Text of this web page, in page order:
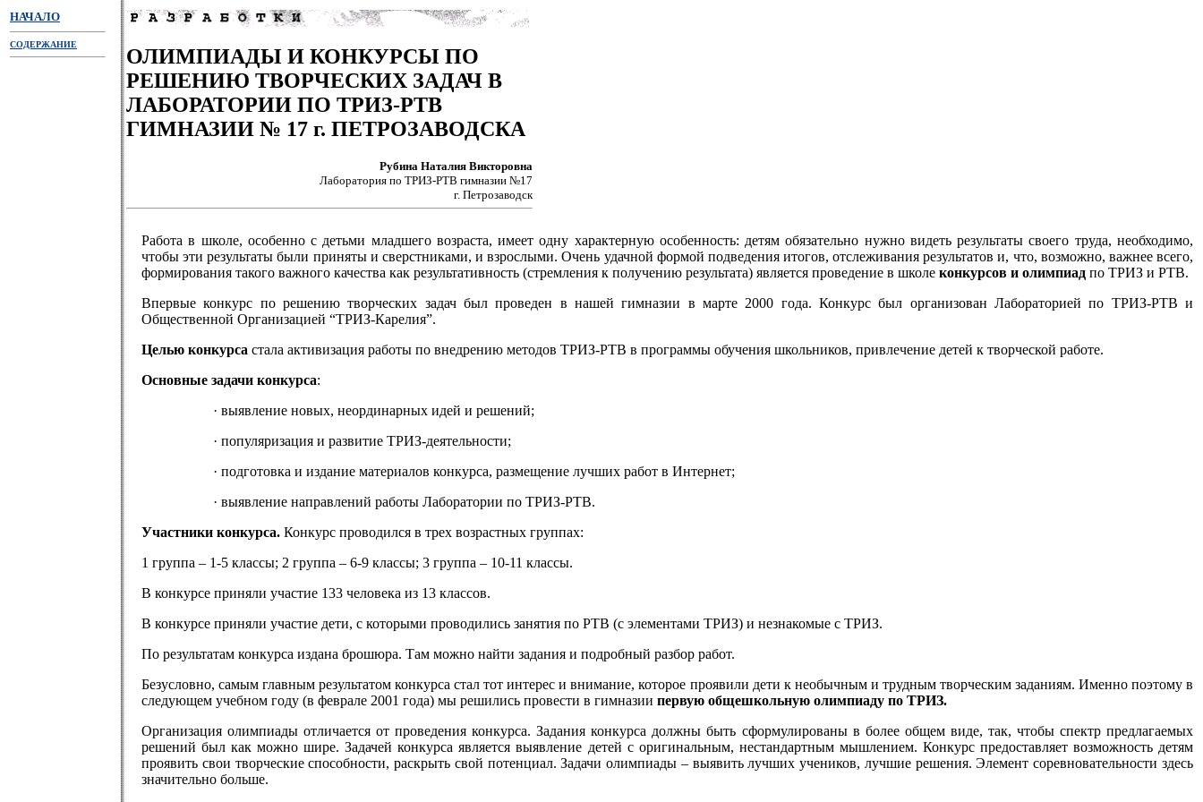
НАЧАЛО
СОДЕРЖАНИЕ
ОЛИМПИАДЫ И КОНКУРСЫ ПО
РЕШЕНИЮ ТВОРЧЕСКИХ ЗАДАЧ В
ЛАБОРАТОРИИ ПО ТРИЗ-РТВ
ГИМНАЗИИ № 17 г. ПЕТРОЗАВОДСКА
Рубина Наталия Викторовна
Лаборатория по ТРИЗ-РТВ гимназии №17
г. Петрозаводск
Работа в школе, особенно с детьми младшего возраста, имеет одну характерную особенность: детям обязательно нужно видеть результаты своего труда, необходимо,
чтобы эти результаты были приняты и сверстниками, и взрослыми. Очень удачной формой подведения итогов, отслеживания результатов и, что, возможно, важнее всего,
формирования такого важного качества как результативность (стремления к получению результата) является проведение в школе конкурсов и олимпиад по ТРИЗ и РТВ.
Впервые конкурс по решению творческих задач был проведен в нашей гимназии в марте 2000 года. Конкурс был организован Лабораторией по ТРИЗ-РТВ и
Общественной Организацией “ТРИЗ-Карелия”.
Целью конкурса стала активизация работы по внедрению методов ТРИЗ-РТВ в программы обучения школьников, привлечение детей к творческой работе.
Основные задачи конкурса:
· выявление новых, неординарных идей и решений;
· популяризация и развитие ТРИЗ-деятельности;
· подготовка и издание материалов конкурса, размещение лучших работ в Интернет;
· выявление направлений работы Лаборатории по ТРИЗ-РТВ.
Участники конкурса. Конкурс проводился в трех возрастных группах:
1 группа – 1-5 классы; 2 группа – 6-9 классы; 3 группа – 10-11 классы.
В конкурсе приняли участие 133 человека из 13 классов.
В конкурсе приняли участие дети, с которыми проводились занятия по РТВ (с элементами ТРИЗ) и незнакомые с ТРИЗ.
По результатам конкурса издана брошюра. Там можно найти задания и подробный разбор работ.
Безусловно, самым главным результатом конкурса стал тот интерес и внимание, которое проявили дети к необычным и трудным творческим заданиям. Именно поэтому в
следующем учебном году (в феврале 2001 года) мы решились провести в гимназии первую общешкольную олимпиаду по ТРИЗ.
Организация олимпиады отличается от проведения конкурса. Задания конкурса должны быть сформулированы в более общем виде, так, чтобы спектр предлагаемых
решений был как можно шире. Задачей конкурса является выявление детей с оригинальным, нестандартным мышлением. Конкурс предоставляет возможность детям
проявить свои творческие способности, раскрыть свой потенциал. Задачи олимпиады – выявить лучших учеников, лучшие решения. Элемент соревновательности здесь
значительно больше.